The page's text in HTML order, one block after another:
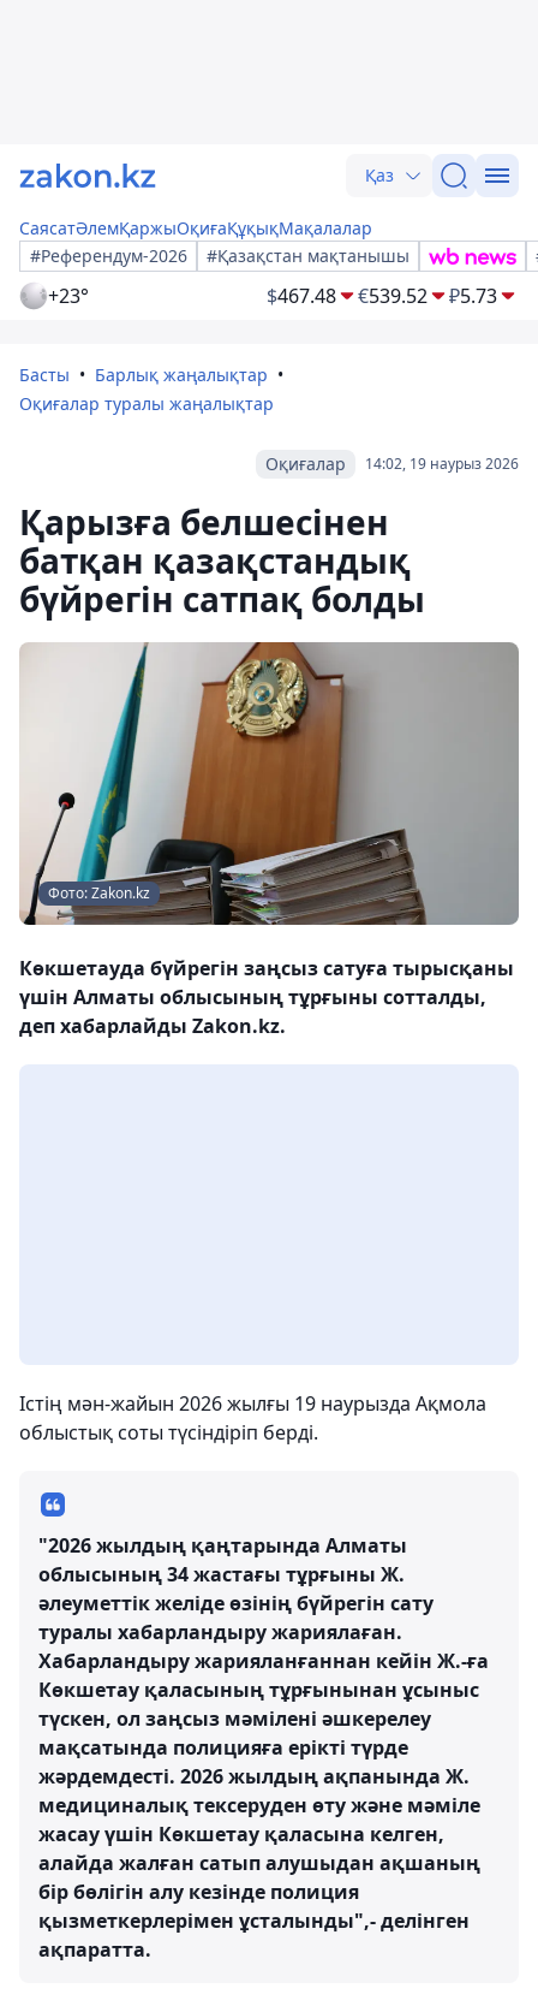
Қаз
СаясатӘлемҚаржыОқиғаҚұқықМақалалар
#Референдум-2026
#Қазақстан мақтанышы
+23° $467.48 €539.52 ₽5.73
Басты
Барлық жаңалықтар
Оқиғалар туралы жаңалықтар
14:02, 19 наурыз 2026
Оқиғалар
Қарызға белшесінен
батқан қазақстандық
бүйрегін сатпақ болды
Фото: Zakon.kz
Көкшетауда бүйрегін заңсыз сатуға тырысқаны
үшін Алматы облысының тұрғыны сотталды,
деп хабарлайды Zakon.kz.
Істің мән-жайын 2026 жылғы 19 наурызда Ақмола
облыстық соты түсіндіріп берді.
"2026 жылдың қаңтарында Алматы
облысының 34 жастағы тұрғыны Ж.
әлеуметтік желіде өзінің бүйрегін сату
туралы хабарландыру жариялаған.
Хабарландыру жарияланғаннан кейін Ж.-ға
Көкшетау қаласының тұрғынынан ұсыныс
түскен, ол заңсыз мәмілені әшкерелеу
мақсатында полицияға ерікті түрде
жәрдемдесті. 2026 жылдың ақпанында Ж.
медициналық тексеруден өту және мәміле
жасау үшін Көкшетау қаласына келген,
алайда жалған сатып алушыдан ақшаның
бір бөлігін алу кезінде полиция
қызметкерлерімен ұсталынды",- делінген
ақпаратта.